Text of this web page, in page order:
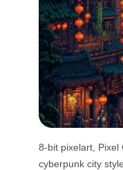
8-bit pixelart, Pixel
cyberpunk city